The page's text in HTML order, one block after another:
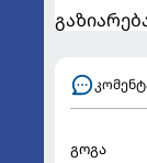
გოგა